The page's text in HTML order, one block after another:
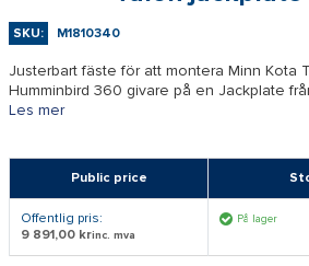
SKU: M1810340
Justerbart fäste för att montera Minn Kota
Humminbird 360 givare på en Jackplate
Les mer
Public price
Offentlig pris:
9 891,00 krinc. mva
På lager